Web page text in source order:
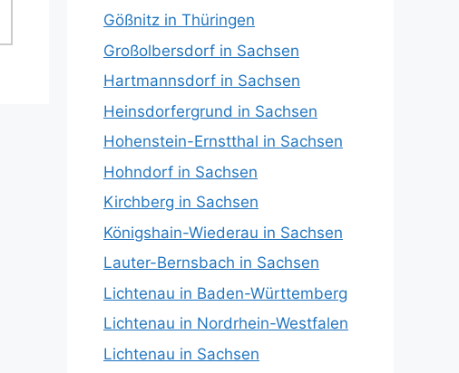
Gößnitz in Thüringen
Großolbersdorf in Sachsen
Hartmannsdorf in Sachsen
Heinsdorfergrund in Sachsen
Hohenstein-Ernstthal in Sachsen
Hohndorf in Sachsen
Kirchberg in Sachsen
Königshain-Wiederau in Sachsen
Lauter-Bernsbach in Sachsen
Lichtenau in Baden-Württemberg
Lichtenau in Nordrhein-Westfalen
Lichtenau in Sachsen